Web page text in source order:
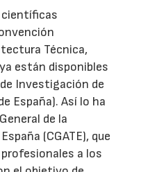
científicas
Técnica,
están disponibles
Investigación de
España). Así lo ha
de la
(CGATE), que
a los